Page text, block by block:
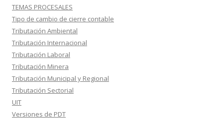
TEMAS PROCESALES
Tipo de cambio de cierre contable
Tributación Ambiental
Tributación Internacional
Tributación Laboral
Tributación Minera
Tributación Municipal y Regional
Tributación Sectorial
UIT
Versiones de PDT